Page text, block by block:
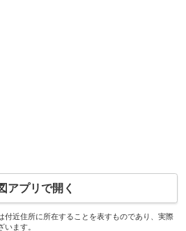
アプリで開く
近住所に所在することを表すものであり、実際
ます。